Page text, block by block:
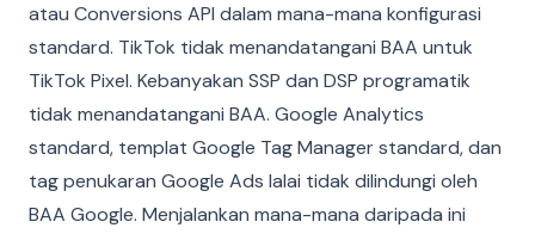
atau Conversions API dalam mana-mana konfigurasi
standard. TikTok tidak menandatangani BAA untuk
TikTok Pixel. Kebanyakan SSP dan DSP programatik
tidak menandatangani BAA. Google Analytics
standard, templat Google Tag Manager standard, dan
tag penukaran Google Ads lalai tidak dilindungi oleh
BAA Google. Menjalankan mana-mana daripada ini